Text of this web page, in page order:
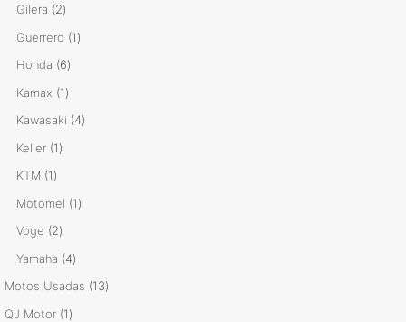
Gilera 22
productos
Guerrero 11
Honda 66
productos
Kamax 11
producto
Kawasaki 44
Keller 11
KTM 11
producto
Motomel 11
Voge 22
productos
Yamaha 44
productos
Motos Usadas 1313
QJ Motor 11